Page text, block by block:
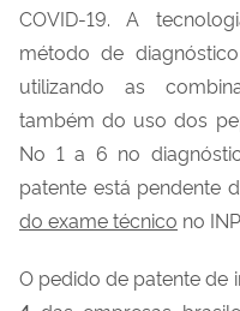
COVID-19. A
método de
utilizando as
também do uso dos
No 1 a 6 no
patente está pendente
do exame técnico no
O pedido de patente de